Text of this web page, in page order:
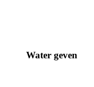
Water geven